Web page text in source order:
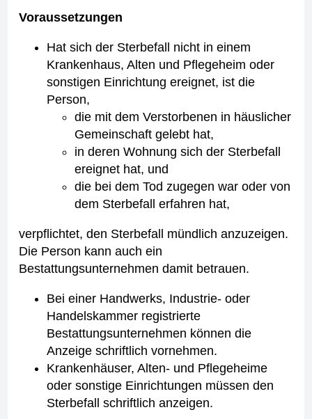
Voraussetzungen
Hat sich der Sterbefall nicht in einem
Krankenhaus, Alten und Pflegeheim oder
sonstigen Einrichtung ereignet, ist die
Person,
die mit dem Verstorbenen in häuslicher
Gemeinschaft gelebt hat,
in deren Wohnung sich der Sterbefall
ereignet hat, und
die bei dem Tod zugegen war oder von
dem Sterbefall erfahren hat,
verpflichtet, den Sterbefall mündlich anzuzeigen.
Die Person kann auch ein
Bestattungsunternehmen damit betrauen.
Bei einer Handwerks, Industrie- oder
Handelskammer registrierte
Bestattungsunternehmen können die
Anzeige schriftlich vornehmen.
Krankenhäuser, Alten- und Pflegeheime
oder sonstige Einrichtungen müssen den
Sterbefall schriftlich anzeigen.